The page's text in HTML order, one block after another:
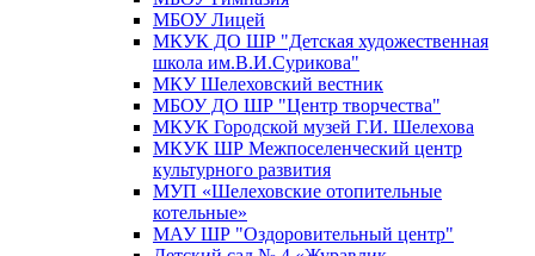
МБОУ Лицей
МКУК ДО ШР "Детская художественная
школа им.В.И.Сурикова"
МКУ Шелеховский вестник
МБОУ ДО ШР "Центр творчества"
МКУК Городской музей Г.И. Шелехова
МКУК ШР Межпоселенческий центр
культурного развития
МУП «Шелеховские отопительные
котельные»
МАУ ШР "Оздоровительный центр"